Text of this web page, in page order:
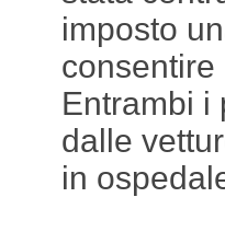
imposto
Entrambi i
dalle
in